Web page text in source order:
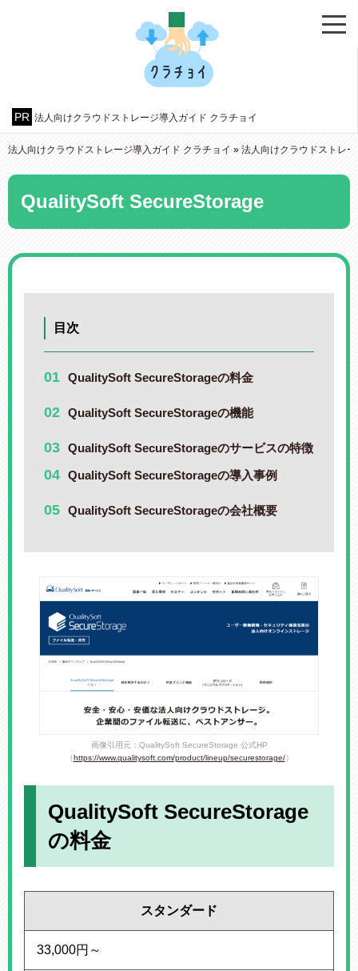
法人向けクラウドストレージ導入ガイド クラチョイ
法人向けクラウドストレージ導入ガイド クラチョイ » 法人向けクラウドストレ
QualitySoft SecureStorage
目次
QualitySoft SecureStorageの料金
QualitySoft SecureStorageの機能
QualitySoft SecureStorageのサービスの特徴
QualitySoft SecureStorageの導入事例
QualitySoft SecureStorageの会社概要
画像引用元：QualitySoft SecureStorage 公式HP
（https://www.qualitysoft.com/product/lineup/securestorage/）
QualitySoft SecureStorage
の料金
スタンダード
33,000円～